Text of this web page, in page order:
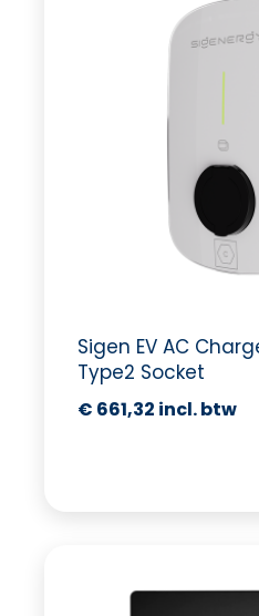
Sigen EV AC
Type2 Socket
€ 661,32